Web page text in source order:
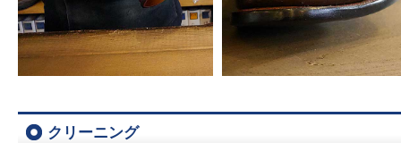
クリーニング